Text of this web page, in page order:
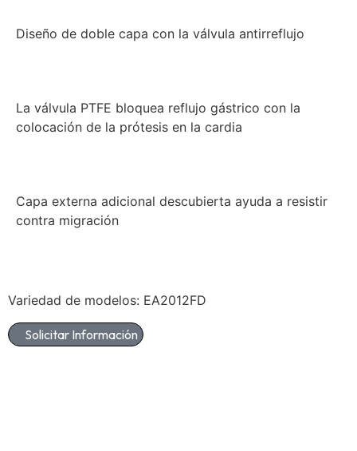
Diseño de doble capa con la válvula antirreflujo
La válvula PTFE bloquea reflujo gástrico con la
colocación de la prótesis en la cardia
Capa externa adicional descubierta ayuda a resistir
contra migración
Variedad de modelos: EA2012FD
Solicitar Información